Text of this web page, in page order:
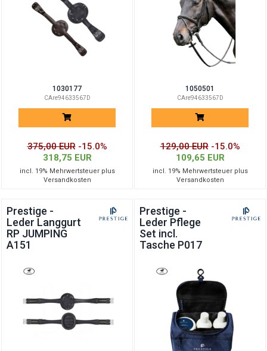
1030177
CAre94633567D
375,00 EUR -15.0%
318,75 EUR
incl. 19% Mehrwertsteuer plus
Versandkosten
1050501
CAre94633567D
129,00 EUR -15.0%
109,65 EUR
incl. 19% Mehrwertsteuer plus
Versandkosten
Prestige -
Leder Langgurt
RP JUMPING
A151
Prestige -
Leder Pflege
Set incl.
Tasche P017